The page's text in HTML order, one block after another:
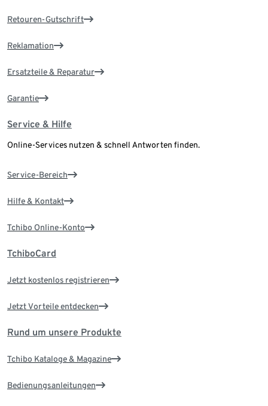
Retouren-Gutschrift
Reklamation
Ersatzteile & Reparatur
Garantie
Service & Hilfe
Online-Services nutzen & schnell Antworten finden.
Service-Bereich
Hilfe & Kontakt
Tchibo Online-Konto
TchiboCard
Jetzt kostenlos registrieren
Jetzt Vorteile entdecken
Rund um unsere Produkte
Tchibo Kataloge & Magazine
Bedienungsanleitungen